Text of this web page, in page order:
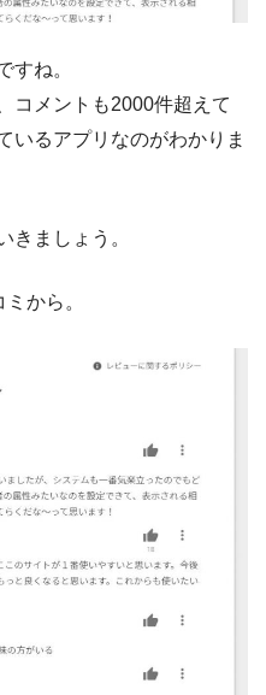
すね。
コメントも2000件超えて
いるアプリなのがわかりま
きましょう。
から。